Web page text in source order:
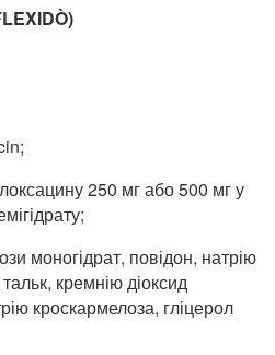
Ò)
250 мг або 500 мг у
моногідрат, повідон, натрію
кремнію діоксид
кроскармелоза, гліцерол